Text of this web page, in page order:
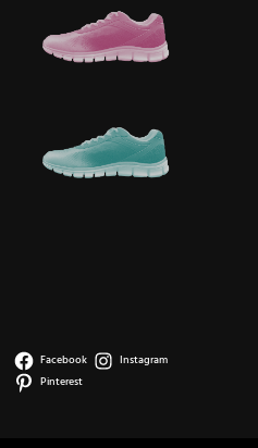
Facebook
Instagram
Pinterest